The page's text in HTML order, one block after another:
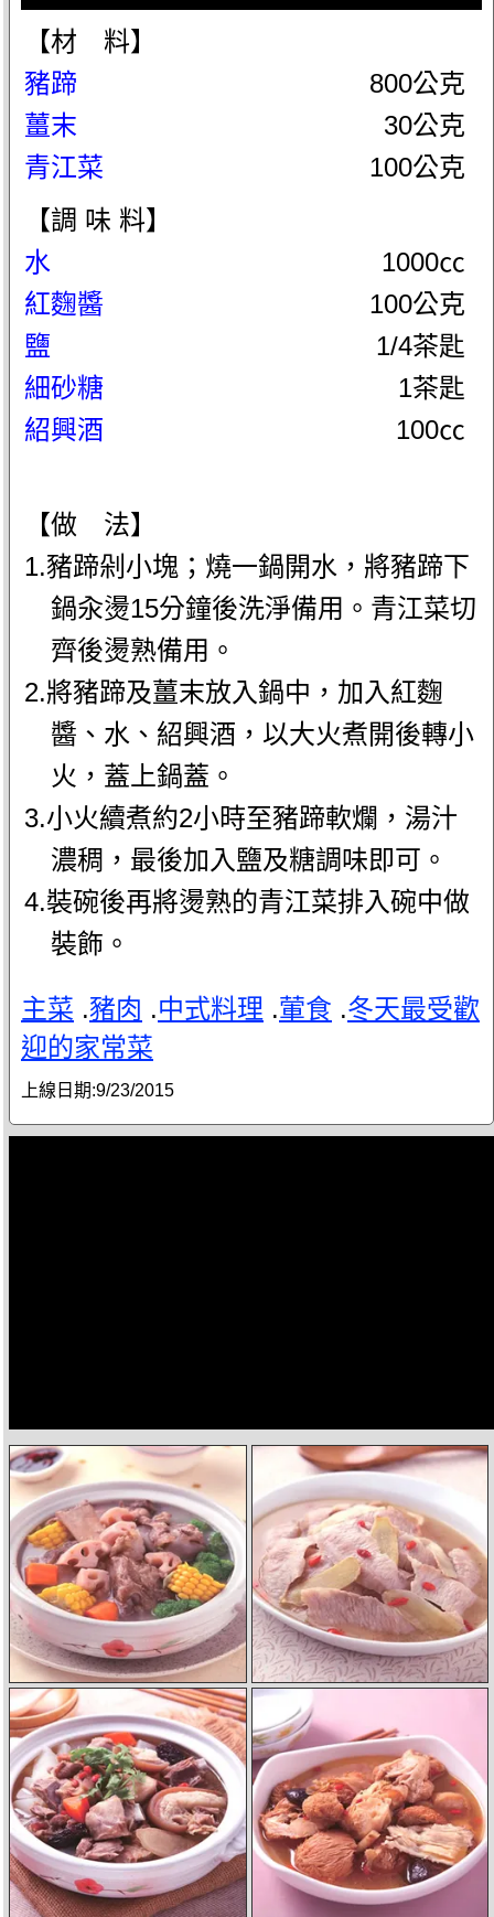
【材 料】
豬蹄
800公克
薑末
30公克
青江菜
100公克
【調 味 料】
水
1000㏄
紅麴醬
100公克
鹽
1/4茶匙
細砂糖
1茶匙
紹興酒
100㏄
【做 法】
1.豬蹄剁小塊；燒一鍋開水，將豬蹄下
鍋汆燙15分鐘後洗淨備用。青江菜切
齊後燙熟備用。
2.將豬蹄及薑末放入鍋中，加入紅麴
醬、水、紹興酒，以大火煮開後轉小
火，蓋上鍋蓋。
3.小火續煮約2小時至豬蹄軟爛，湯汁
濃稠，最後加入鹽及糖調味即可。
4.裝碗後再將燙熟的青江菜排入碗中做
裝飾。
主菜 .豬肉 .中式料理 .葷食 .冬天最受歡
迎的家常菜
上線日期:9/23/2015